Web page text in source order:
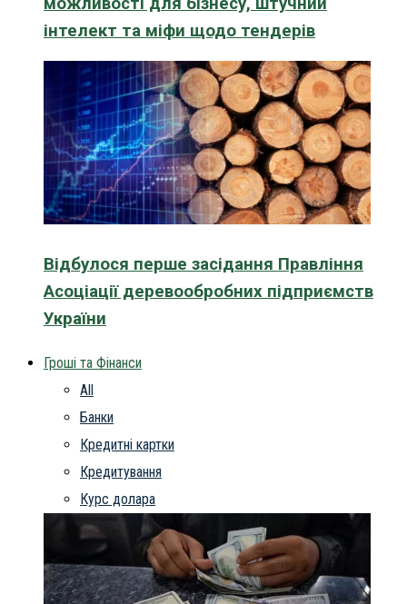
інтелект та міфи щодо тендерів
Відбулося перше засідання Правління
Асоціації деревообробних підприємств
України
Гроші та Фінанси
All
Банки
Кредитні картки
Кредитування
Курс долара